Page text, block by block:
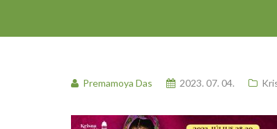
Premamoya Das 2023. 07. 04.